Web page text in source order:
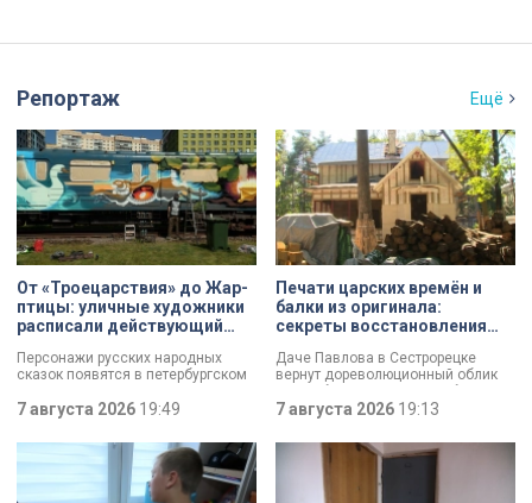
Репортаж Ещё
От «Троецарствия» до Жар-
птицы: уличные художники
расписали действующий
Персонажи русских народных
сказок появятся в петербургском
«Выборгское» завершился
масштабный съезд лучших
уличных художников страны — от
Краснодара до Владивостока.
Мастерам передали в полное
распоряжение шесть
7 августа 2026 19:49
Печати царских времён и
балки из оригинала:
секреты восстановления
Даче Павлова в Сестрорецке
вернут дореволюционный облик
по особой программе «Рубль за
метр». Это льготная арендная
ставка, которая действует для
инвестора сразу после того, как он
отреставрирует объект за свой
счёт. По словам губернатора
Александра Беглова, срок
7 августа 2026 19:13